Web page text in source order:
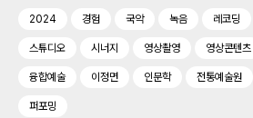
2024 경험 국악 녹음 레코딩
스튜디오 시너지 영상촬영 영상콘텐츠
융합예술 이정면 인문학 전통예술원
퍼포밍